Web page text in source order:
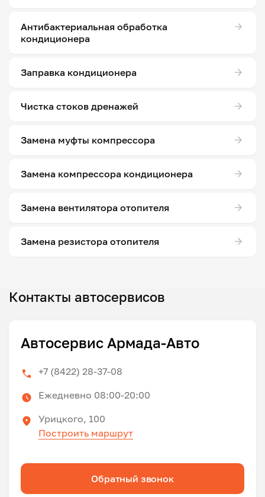
Антибактериальная обработка
кондиционера
Заправка кондиционера
Чистка стоков дренажей
Замена муфты компрессора
Замена компрессора кондиционера
Замена вентилятора отопителя
Замена резистора отопителя
Контакты автосервисов
Автосервис Армада-Авто
+7 (8422) 28-37-08
Ежедневно 08:00-20:00
Урицкого, 100
Построить маршрут
Обратный звонок